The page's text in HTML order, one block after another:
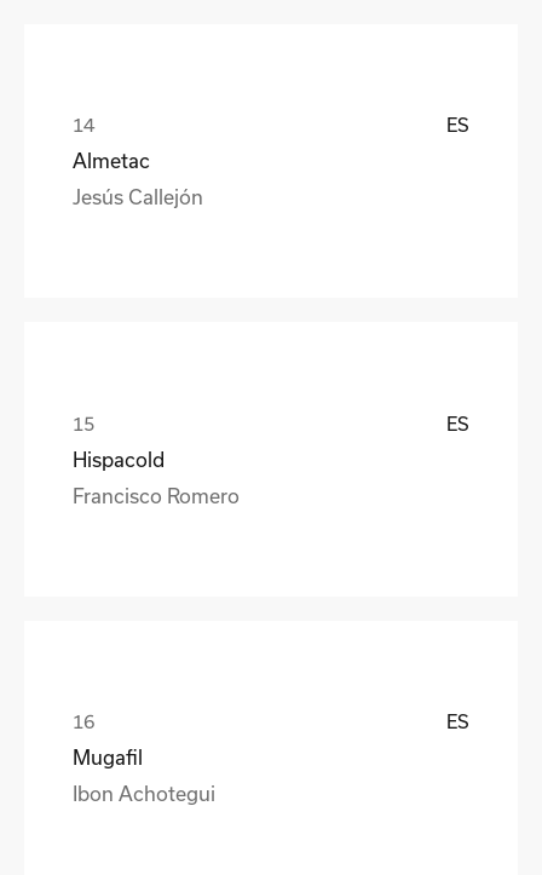
ES
Almetac
Jesús Callejón
ES
Hispacold
Francisco Romero
ES
Mugafil
Ibon Achotegui